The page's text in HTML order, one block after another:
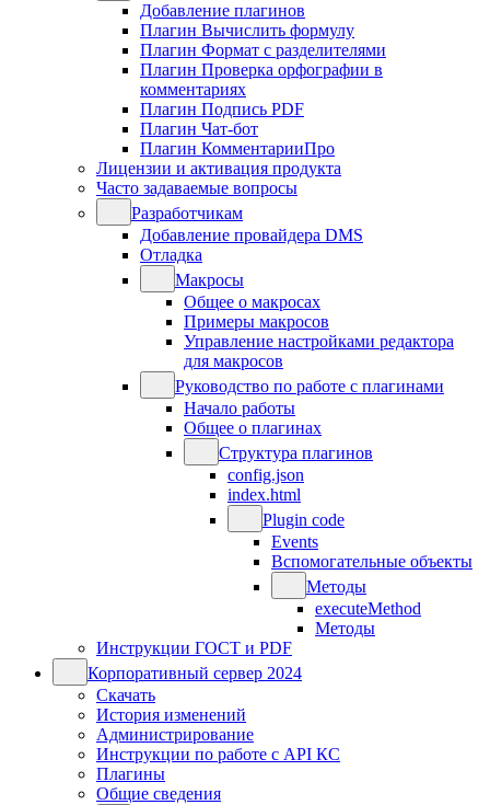
Добавление плагинов
Плагин Вычислить формулу
Плагин Формат с разделителями
Плагин Проверка орфографии в
комментариях
Плагин Подпись PDF
Плагин Чат-бот
Плагин КомментарииПро
Лицензии и активация продукта
Часто задаваемые вопросы
Разработчикам
Добавление провайдера DMS
Отладка
Макросы
Общее о макросах
Примеры макросов
Управление настройками редактора
для макросов
Руководство по работе с плагинами
Начало работы
Общее о плагинах
Структура плагинов
config.json
index.html
Plugin code
Events
Вспомогательные объекты
Методы
executeMethod
Методы
Инструкции ГОСТ и PDF
Корпоративный сервер 2024
Скачать
История изменений
Администрирование
Инструкции по работе с API КС
Плагины
Общие сведения